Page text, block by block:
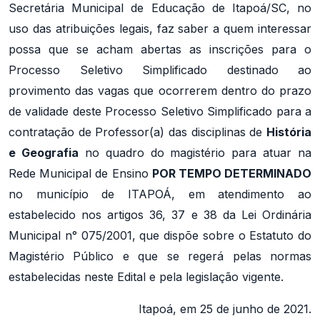
Secretária Municipal de Educação de Itapoá/SC, no
uso das atribuições legais, faz saber a quem interessar
possa que se acham abertas as inscrições para o
Processo Seletivo Simplificado destinado ao
provimento das vagas que ocorrerem dentro do prazo
de validade deste Processo Seletivo Simplificado para a
contratação de Professor(a) das disciplinas de História
e Geografia no quadro do magistério para atuar na
Rede Municipal de Ensino POR TEMPO DETERMINADO
no município de ITAPOÁ, em atendimento ao
estabelecido nos artigos 36, 37 e 38 da Lei Ordinária
Municipal n° 075/2001, que dispõe sobre o Estatuto do
Magistério Público e que se regerá pelas normas
estabelecidas neste Edital e pela legislação vigente.
Itapoá, em 25 de junho de 2021.